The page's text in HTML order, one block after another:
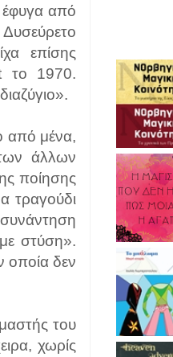
έφυγα από
επίσης
το 1970.
από μένα,
άλλων
ποίησης
τραγούδι
στύση».
οποία δεν
του
χωρίς